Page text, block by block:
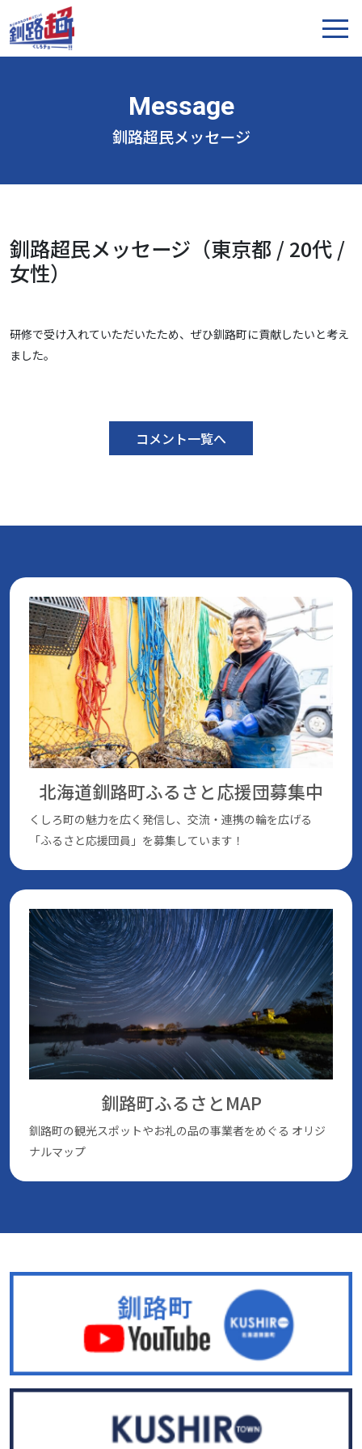
釧路超民メッセージ
釧路超民メッセージ（東京都 / 20代 /
女性）
研修で受け入れていただいたため、ぜひ釧路町に貢献したいと考え
ました。
コメント一覧へ
北海道釧路町ふるさと応援団募集中
くしろ町の魅⼒を広く発信し、交流・連携の輪を広げる
「ふるさと応援団員」を募集しています！
釧路町ふるさとMAP
釧路町の観光スポットやお礼の品の事業者をめぐる オリジ
ナルマップ